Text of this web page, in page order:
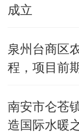
成立
泉州台商区
程，项目前
南安市仑苍
造国际水暖